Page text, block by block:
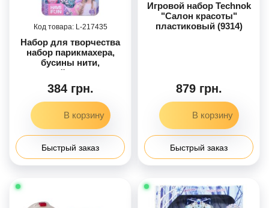
217435
Набор для творчества
набор парикмахера,
бусины нити,
устройство для
плетения, фен,
расческа, заколки,
кольца, серьги,
косметичка, на листе,
28-53,5-5,5см
384 грн.
Быстрый заказ
Игровой набор Technok
"Салон красоты"
пластиковый (9314)
879 грн.
Быстрый заказ